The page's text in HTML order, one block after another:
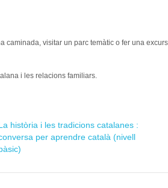
caminada, visitar un parc temàtic o fer una
i les relacions familiars.
història i les tradicions catalanes :
per aprendre català (nivell